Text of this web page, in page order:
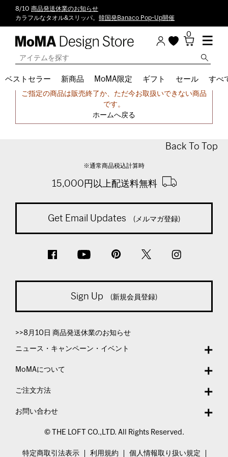
8/10 商品発送休業のお知らせ
カラフルなタオル&スリッパ。 韓国発Banaco Pop-Up開催
0
ベストセラー 新商品 MoMA限定 ギフト セール すべ
申し訳ございません。
ご指定の商品は販売終了か、ただ今お取扱いできない商品
です。
ホームへ戻る
Back To Top
※通常商品税込計算時
15,000円以上配送料無料
Get Email Updates (メルマガ登録)
Sign Up (新規会員登録)
>>8月10日 商品発送休業のお知らせ
ニュース・キャンペーン・イベント
MoMAについて
ご注文方法
お問い合わせ
© THE LOFT CO.,LTD. All Rights Reserved.
特定商取引法表示 利用規約 個人情報取り扱い規定